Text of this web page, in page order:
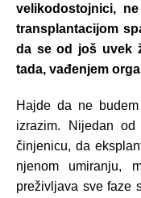
velikodostojnici,
transplantacijom
da se od još uvek
tada, vađenjem
Hajde da ne
izrazim. Nijedan
činjenicu, da
njenom umiranju,
preživljava sve faze